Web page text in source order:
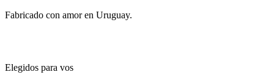
Fabricado con amor en Uruguay.
Elegidos para vos